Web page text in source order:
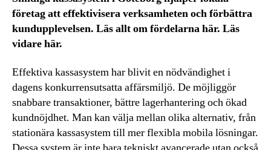
företag att effektivisera verksamheten och förbättra
kundupplevelsen. Läs allt om fördelarna här. Läs
vidare här.
Effektiva kassasystem har blivit en nödvändighet i
dagens konkurrensutsatta affärsmiljö. De möjliggör
snabbare transaktioner, bättre lagerhantering och ökad
kundnöjdhet. Man kan välja mellan olika alternativ, från
stationära kassasystem till mer flexibla mobila lösningar.